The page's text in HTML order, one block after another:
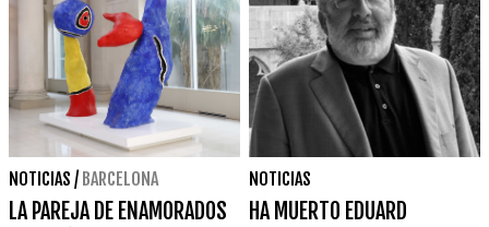
NOTICIAS / BARCELONA
LA PAREJA DE ENAMORADOS
NOTICIAS
HA MUERTO EDUARD